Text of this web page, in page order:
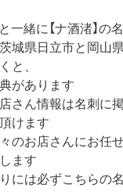
緒に【ナ酒渚】の
城県日立市と岡山
と、
があります
さん情報は名刺に
けます
のお店さんにお任
ます
には必ずこちらの